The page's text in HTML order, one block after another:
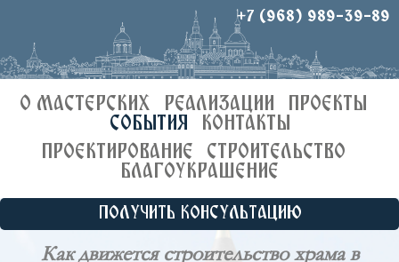
+7 (968) 989-39-89
О МАСТЕРСКИХ РЕАЛИЗАЦИИ
ПРОЕКТЫ
СОБЫТИЯ
КОНТАКТЫ
ПРОЕКТИРОВАНИЕ
СТРОИТЕЛЬСТВО
БЛАГОУКРАШЕНИЕ
ПОЛУЧИТЬ КОНСУЛЬТАЦИЮ
Как движется строительство храма в